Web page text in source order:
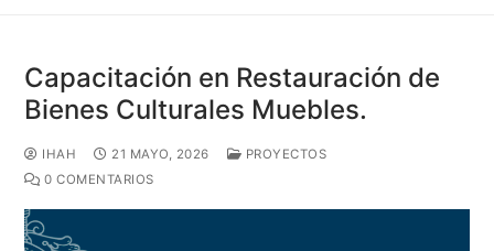
Capacitación en Restauración de
Bienes Culturales Muebles.
IHAH 21 MAYO, 2026
PROYECTOS
0 COMENTARIOS